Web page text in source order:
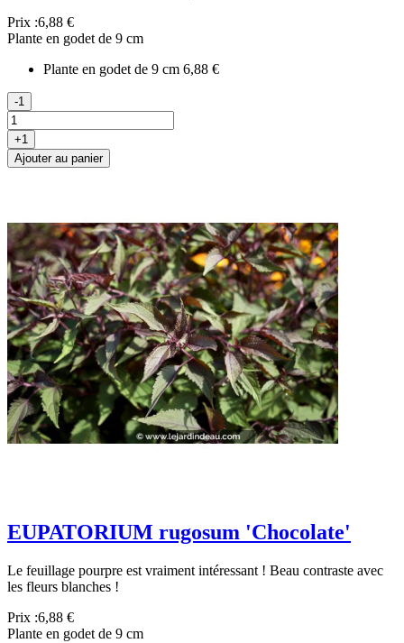
Prix :6,88 €
Plante en godet de 9 cm
Plante en godet de 9 cm 6,88 €
-1
+1
Ajouter au panier
EUPATORIUM rugosum 'Chocolate'
Le feuillage pourpre est vraiment intéressant ! Beau contraste avec
les fleurs blanches !
Prix :6,88 €
Plante en godet de 9 cm